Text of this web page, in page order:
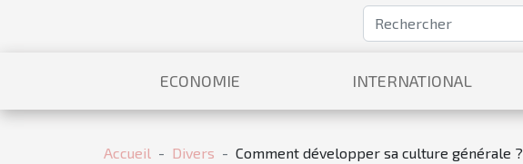
ECONOMIE INTERNATIONAL
Accueil Divers Comment développer sa culture générale ?